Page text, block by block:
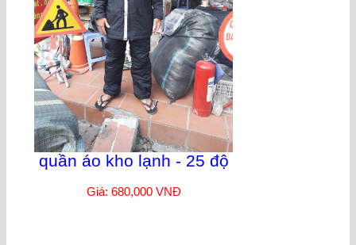
quần áo kho lạnh - 25 độ
Giá: 680,000 VNĐ